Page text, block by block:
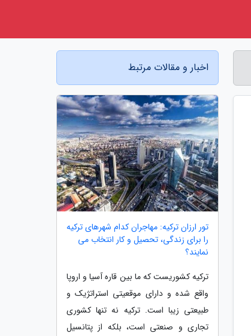
اخبار و مقالات مرتبط
تور ارزان ترکیه: مهاجران کدام شهرهای ترکیه
را برای زندگی، تحصیل و کار انتخاب می
نمایند؟
ترکیه کشوریست که ما بین قاره آسیا و اروپا
واقع شده و دارای موقعیتی استراتژیک و
طبیعتی زیبا است. ترکیه نه تنها کشوری
تجاری و صنعتی است، بلکه از پتانسیل